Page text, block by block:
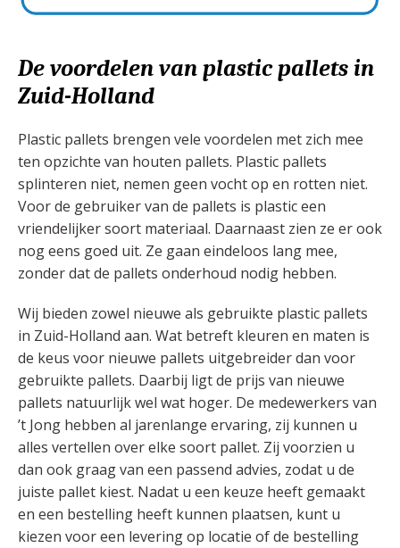
De voordelen van plastic pallets in
Zuid-Holland
Plastic pallets brengen vele voordelen met zich mee
ten opzichte van houten pallets. Plastic pallets
splinteren niet, nemen geen vocht op en rotten niet.
Voor de gebruiker van de pallets is plastic een
vriendelijker soort materiaal. Daarnaast zien ze er ook
nog eens goed uit. Ze gaan eindeloos lang mee,
zonder dat de pallets onderhoud nodig hebben.
Wij bieden zowel nieuwe als gebruikte plastic pallets
in Zuid-Holland aan. Wat betreft kleuren en maten is
de keus voor nieuwe pallets uitgebreider dan voor
gebruikte pallets. Daarbij ligt de prijs van nieuwe
pallets natuurlijk wel wat hoger. De medewerkers van
’t Jong hebben al jarenlange ervaring, zij kunnen u
alles vertellen over elke soort pallet. Zij voorzien u
dan ook graag van een passend advies, zodat u de
juiste pallet kiest. Nadat u een keuze heeft gemaakt
en een bestelling heeft kunnen plaatsen, kunt u
kiezen voor een levering op locatie of de bestelling